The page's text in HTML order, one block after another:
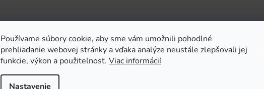
Používame súbory cookie, aby sme vám umožnili pohodlné
prehliadanie webovej stránky a vďaka analýze neustále zlepšovali jej
funkcie, výkon a použiteľnosť. Viac informácií
Nastavenie